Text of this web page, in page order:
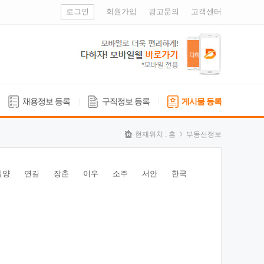
로그인 회원가입 광고문의 고객센터
채용정보 등록 구직정보 등록 게시물 등록
현재위치 : 홈 부동산정보
양 연길 장춘 이우 소주 서안 한국